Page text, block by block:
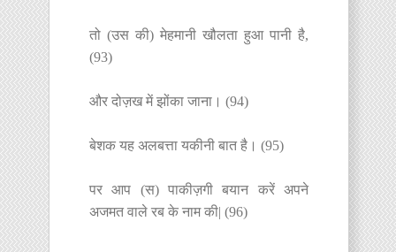
तो (उस की) मेहमानी खौलता हुआ पानी है,
(93)
और दोज़ख में झोंका जाना। (94)
बेशक यह अलबत्ता यकीनी बात है। (95)
पर आप (स) पाकीज़गी बयान करें अपने
अजमत वाले रब के नाम की| (96)